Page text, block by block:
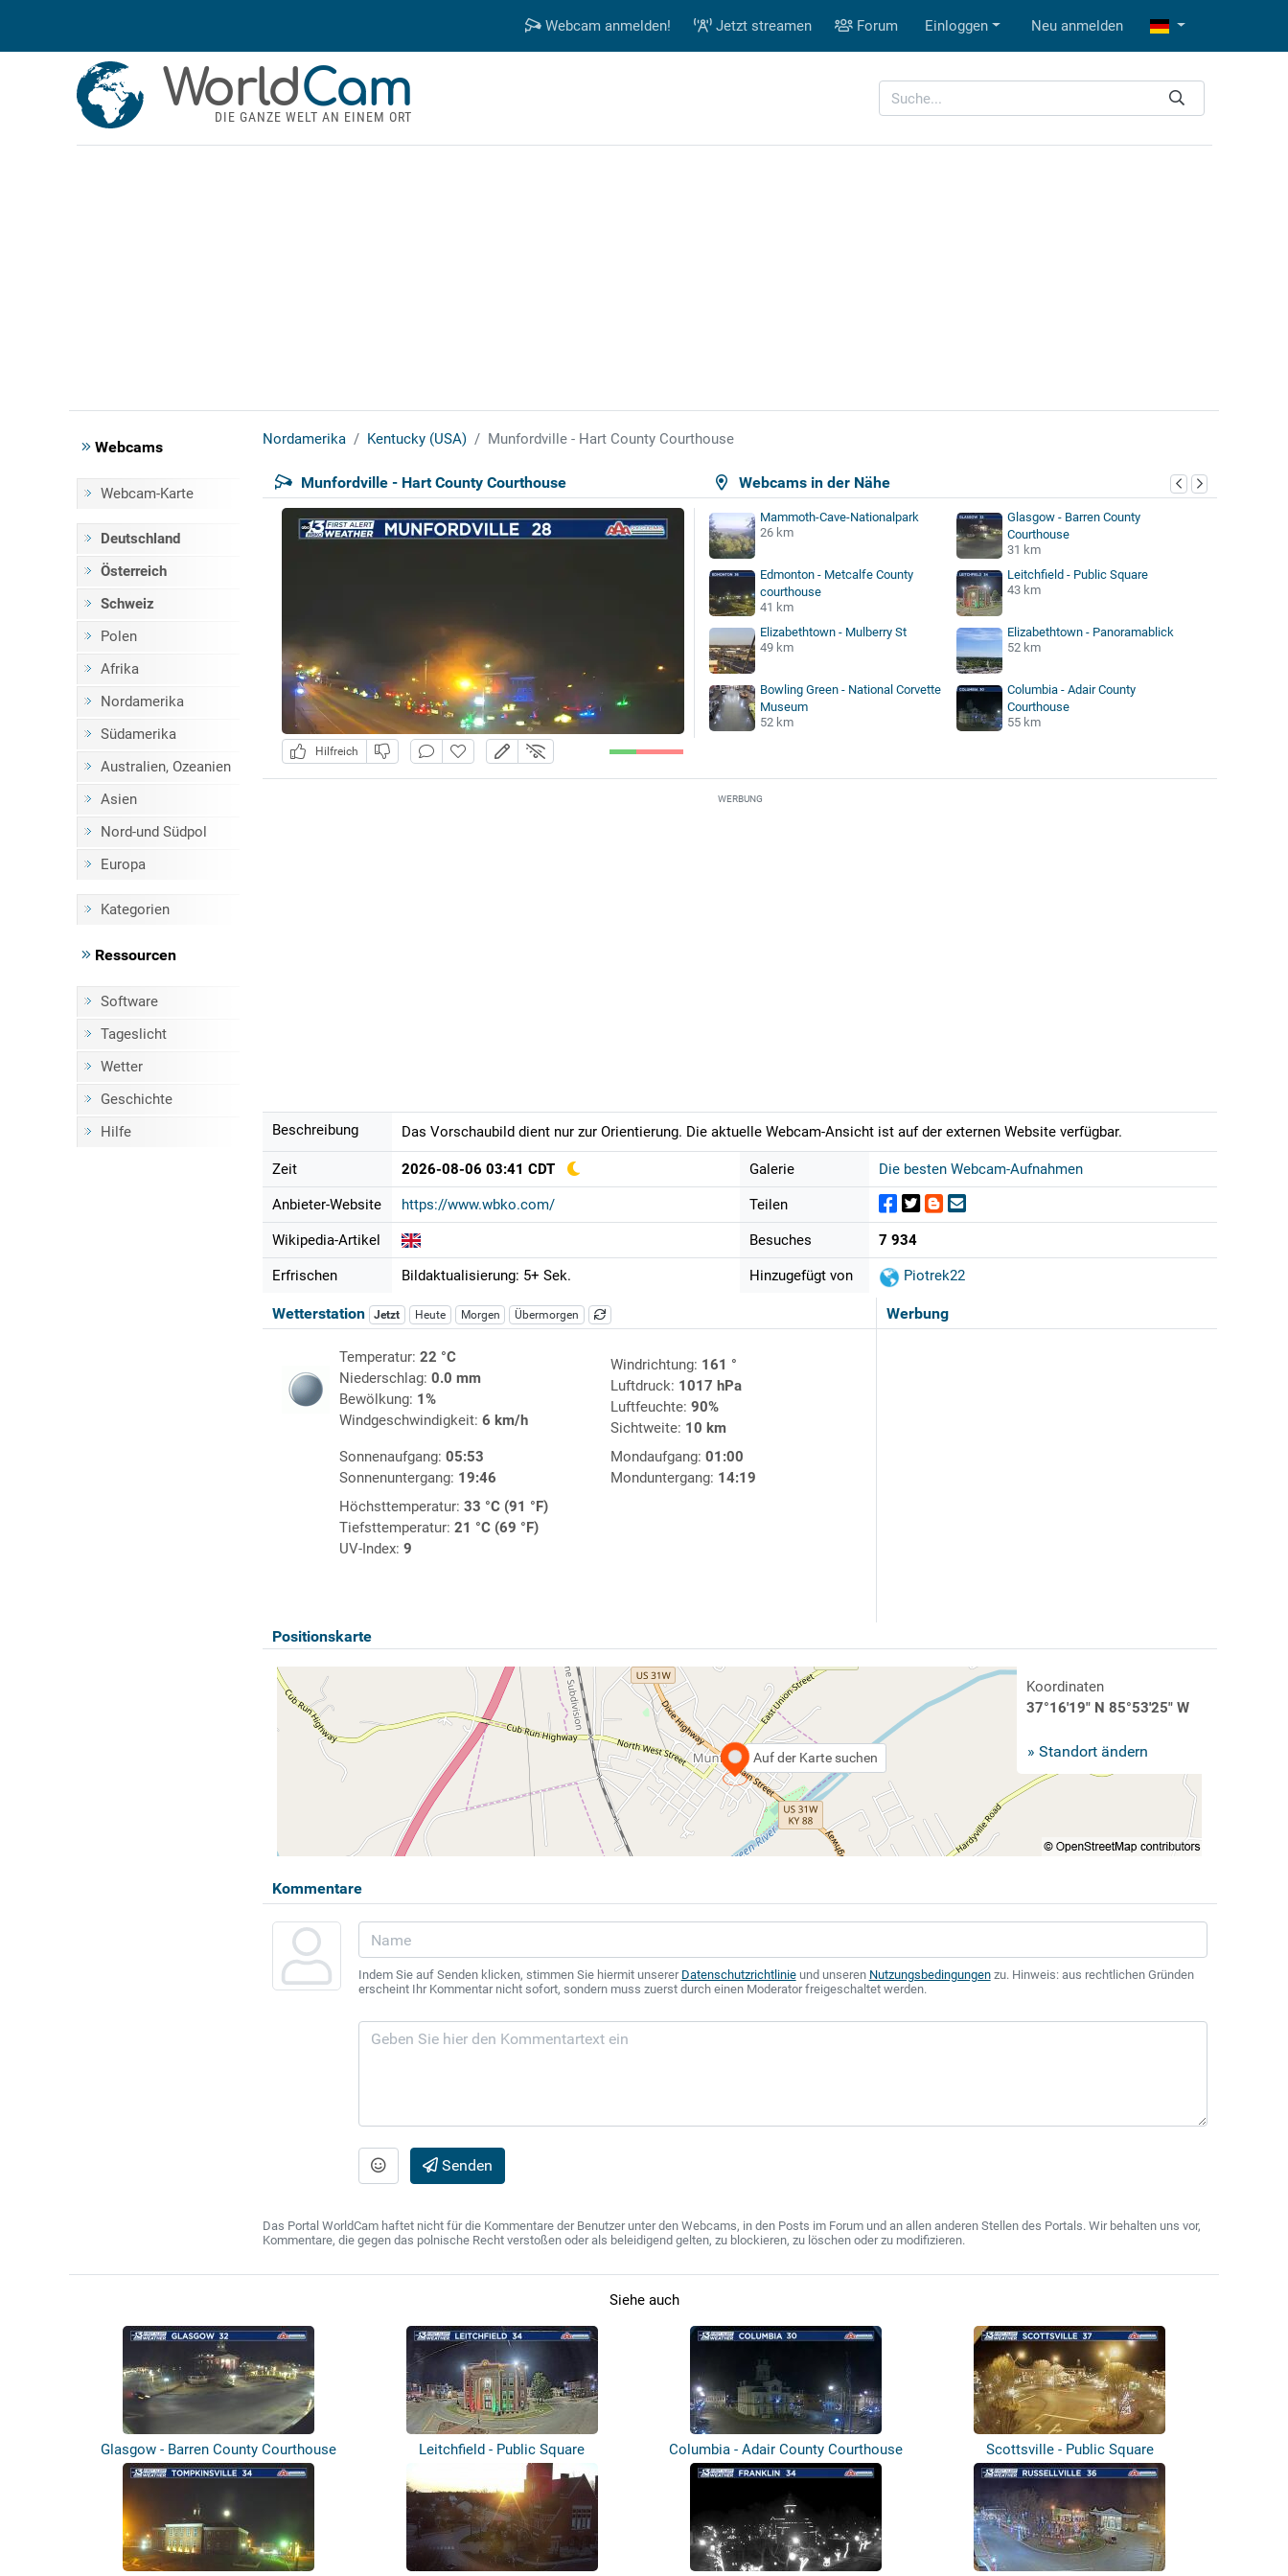
Webcam anmelden! Jetzt streamen Forum Einloggen Neu anmelden
WorldCam
DIE GANZE WELT AN EINEM ORT
Webcams
Webcam-Karte
Deutschland
Österreich
Schweiz
Polen
Afrika
Nordamerika
Südamerika
Australien, Ozeanien
Asien
Nord-und Südpol
Europa
Kategorien
Ressourcen
Software
Tageslicht
Wetter
Geschichte
Hilfe
Nordamerika Kentucky (USA) Munfordville - Hart County Courthouse
Webcams in der Nähe
Munfordville - Hart County Courthouse
Hilfreich
Mammoth-Cave-Nationalpark
26 km
Glasgow - Barren County
Courthouse
31 km
Edmonton - Metcalfe County
courthouse
41 km
Leitchfield - Public Square
43 km
Elizabethtown - Mulberry St
49 km
Elizabethtown - Panoramablick
52 km
Bowling Green - National Corvette
Museum
52 km
Columbia - Adair County
Courthouse
55 km
WERBUNG
Beschreibung Das Vorschaubild dient nur zur Orientierung. Die aktuelle Webcam-Ansicht ist auf der externen Website verfügbar.
Zeit 2026-08-06 03:41 CDT
Anbieter-Website https://www.wbko.com/
Wikipedia-Artikel
Erfrischen Bildaktualisierung: 5+ Sek.
Galerie Die besten Webcam-Aufnahmen
Teilen
Besuches 7 934
Hinzugefügt von Piotrek22
Werbung
Wetterstation Jetzt Heute Morgen Übermorgen
Temperatur: 22 °C
Niederschlag: 0.0 mm
Bewölkung: 1%
Windgeschwindigkeit: 6 km/h
Windrichtung: 161 °
Luftdruck: 1017 hPa
Luftfeuchte: 90%
Sichtweite: 10 km
Sonnenaufgang: 05:53
Sonnenuntergang: 19:46
Mondaufgang: 01:00
Monduntergang: 14:19
Höchsttemperatur: 33 °C (91 °F)
Tiefsttemperatur: 21 °C (69 °F)
UV-Index: 9
Positionskarte
Auf der Karte suchen
Koordinaten
37°16'19" N 85°53'25" W
» Standort ändern
Kommentare
Indem Sie auf Senden klicken, stimmen Sie hiermit unserer Datenschutzrichtlinieund unseren Nutzungsbedingungenzu. Hinweis: aus rechtlichen Gründen
erscheint Ihr Kommentar nicht sofort, sondern muss zuerst durch einen Moderator freigeschaltet werden.
Senden
Das Portal WorldCam haftet nicht für die Kommentare der Benutzer unter den Webcams, in den Posts im Forum und an allen anderen Stellen des Portals. Wir behalten uns vor,
Kommentare, die gegen das polnische Recht verstoßen oder als beleidigend gelten, zu blockieren, zu löschen oder zu modifizieren.
Siehe auch
Glasgow - Barren County Courthouse Leitchfield - Public Square Columbia - Adair County Courthouse Scottsville - Public Square